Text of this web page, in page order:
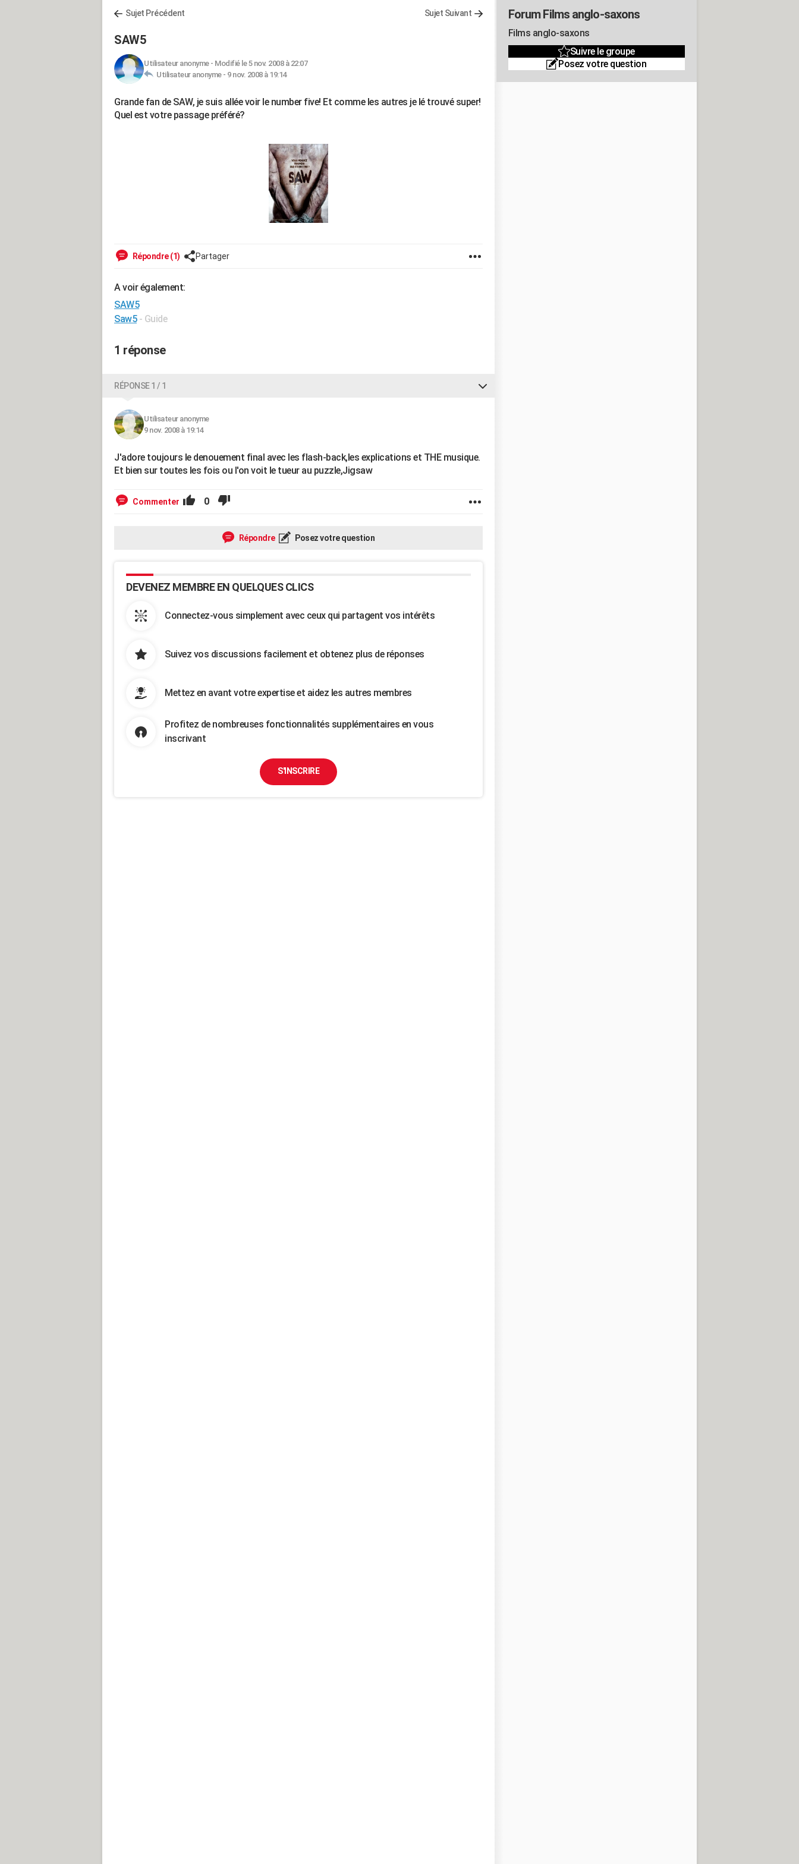
Sujet Précédent Sujet Suivant
SAW5
Utilisateur anonyme- Modifié le 5 nov. 2008 à 22:07
Utilisateur anonyme - 9 nov. 2008 à 19:14
Grande fan de SAW, je suis allée voir le number five! Et comme les autres je lé trouvé super!
Quel est votre passage préféré?
Répondre (1) Partager
A voir également:
SAW5
Saw5 - Guide
1 réponse
RÉPONSE 1 / 1
Utilisateur anonyme
9 nov. 2008 à 19:14
J'adore toujours le denouement final avec les flash-back,les explications et THE musique.
Et bien sur toutes les fois ou l'on voit le tueur au puzzle,Jigsaw
Commenter 0
Répondre Posez votre question
DEVENEZ MEMBRE EN QUELQUES CLICS
Connectez-vous simplement avec ceux qui partagent vos intérêts
Suivez vos discussions facilement et obtenez plus de réponses
Mettez en avant votre expertise et aidez les autres membres
Profitez de nombreuses fonctionnalités supplémentaires en vous
inscrivant
S'INSCRIRE
Forum Films anglo-saxons
Films anglo-saxons
Suivre le groupe
Posez votre question